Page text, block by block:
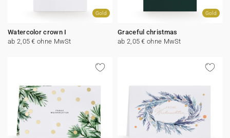
Gold
Watercolor crown I
ab 2,05 € ohne MwSt
Gold
Graceful christmas
ab 2,05 € ohne MwSt